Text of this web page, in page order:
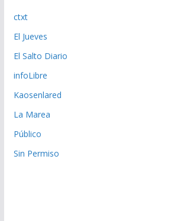
ctxt
El Jueves
El Salto Diario
infoLibre
Kaosenlared
La Marea
Público
Sin Permiso